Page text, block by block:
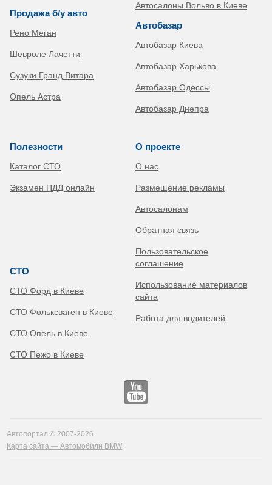
Продажа б/у авто
Рено Меган
Шевроле Лачетти
Сузуки Гранд Витара
Опель Астра
Автосалоны Вольво в Киеве
Автобазар
Автобазар Киева
Автобазар Харькова
Автобазар Одессы
Автобазар Днепра
Полезности
Каталог СТО
Экзамен ПДД онлайн
СТО
СТО Форд в Киеве
СТО Фольксваген в Киеве
СТО Опель в Киеве
СТО Пежо в Киеве
О проекте
О нас
Размещение рекламы
Автосалонам
Обратная связь
Пользовательское
соглашение
Использование материалов
сайта
Работа для водителей
Автопортал © 2007-2026
Карта сайта — Автомобили BMW